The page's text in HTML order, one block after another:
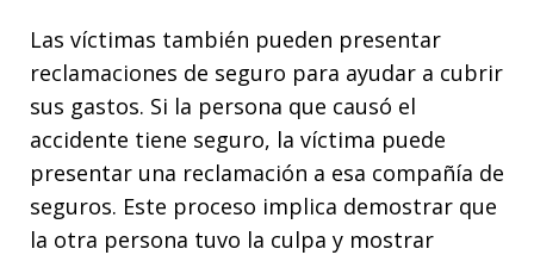
Las víctimas también pueden presentar
reclamaciones de seguro para ayudar a cubrir
sus gastos. Si la persona que causó el
accidente tiene seguro, la víctima puede
presentar una reclamación a esa compañía de
seguros. Este proceso implica demostrar que
la otra persona tuvo la culpa y mostrar